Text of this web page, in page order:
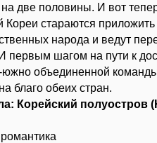
две половины. И вот
стараются приложить
народа и ведут
первым шагом на пути к
южно объединенной
благо обеих стран.
Корейский полуостров